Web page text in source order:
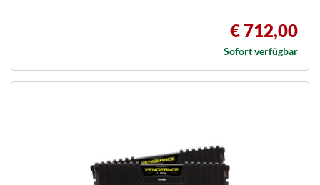
€ 712,00
Sofort verfügbar